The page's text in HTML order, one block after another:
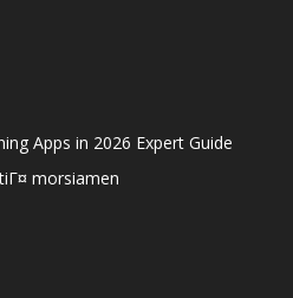
Apps in 2026 Expert Guide
morsiamen